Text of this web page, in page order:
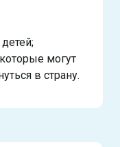
могут
в страну.